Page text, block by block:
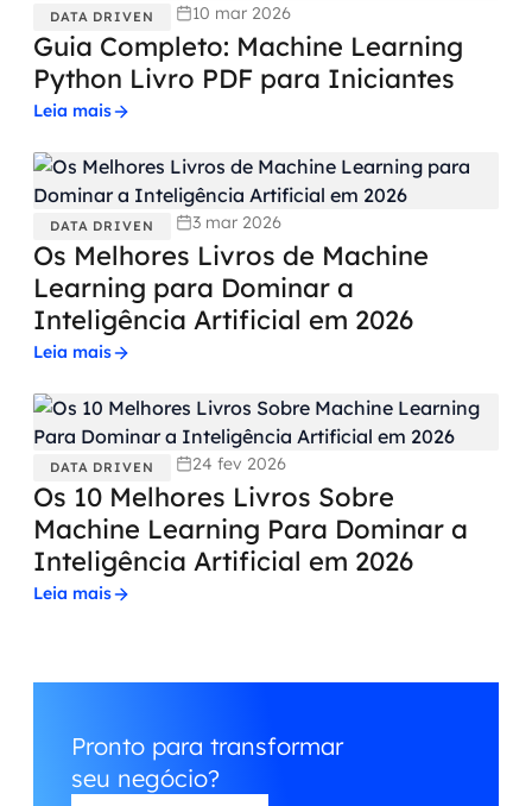
DATA DRIVEN 10 mar 2026
Guia Completo: Machine Learning
Python Livro PDF para Iniciantes
Leia mais
DATA DRIVEN 3 mar 2026
Os Melhores Livros de Machine
Learning para Dominar a
Inteligência Artificial em 2026
Leia mais
DATA DRIVEN 24 fev 2026
Os 10 Melhores Livros Sobre
Machine Learning Para Dominar a
Inteligência Artificial em 2026
Leia mais
Pronto para transformar
seu negócio?